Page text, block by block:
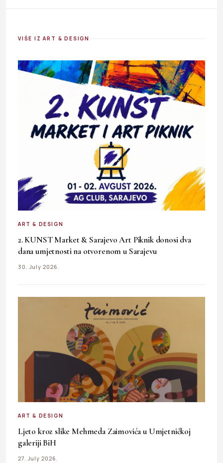
VIŠE IZ ART & DESIGN
ART & DESIGN
2. KUNST Market & Sarajevo Art Piknik donosi dva
dana umjetnosti na otvorenom u Sarajevu
30. July 2026.
ART & DESIGN
Ljeto kroz slike Mehmeda Zaimovića u Umjetničkoj
galeriji BiH
27. July 2026.